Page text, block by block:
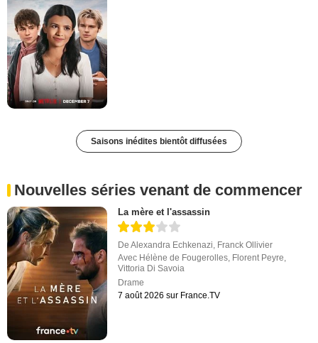
Saisons inédites bientôt diffusées
Nouvelles séries venant de commencer
La mère et l'assassin
DeAlexandra Echkenazi, Franck Ollivier
Avec Hélène de Fougerolles, Florent Peyre,
Vittoria Di Savoia
Drame
7 août 2026 sur France.TV